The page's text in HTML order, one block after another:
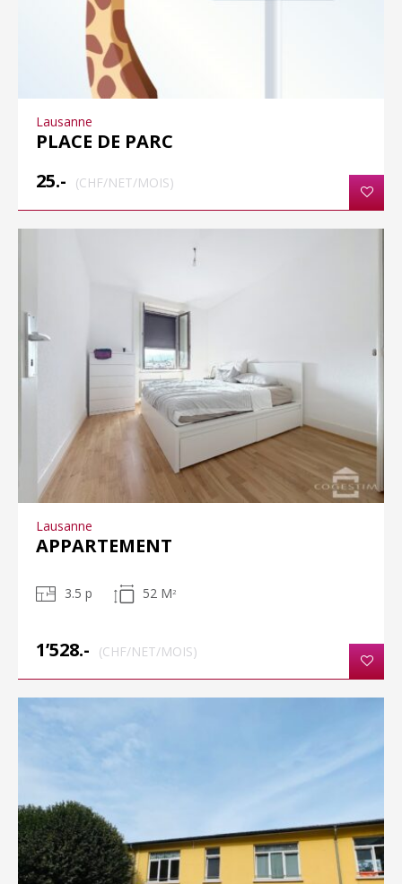
Lausanne
PLACE DE PARC
25.-
(CHF/NET/MOIS)
Lausanne
APPARTEMENT
3.5 p 52 M 2
1’528.- (CHF/NET/MOIS)